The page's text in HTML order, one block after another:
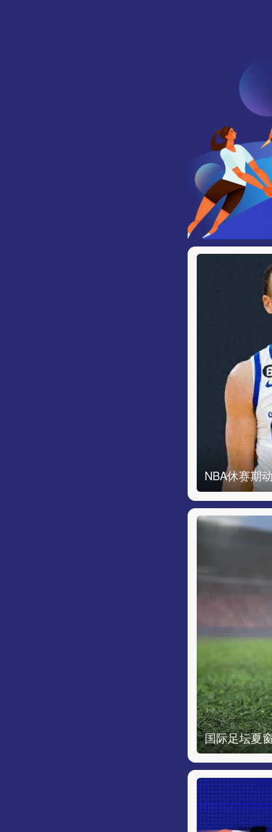
NBA休赛期
国际足坛夏